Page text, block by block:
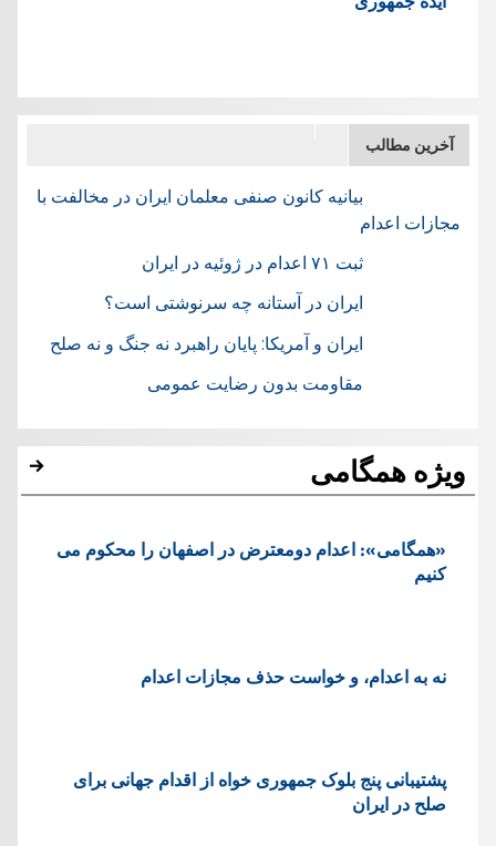
آخرین مطالب
بیانیه کانون صنفی معلمان ایران در مخالفت با
مجازات اعدام
ثبت ۷۱ اعدام در ژوئيه در ایران
ایران در آستانه چه سرنوشتی است؟
ایران و آمریکا: پایان راهبرد نه جنگ و نه صلح
مقاومت بدون رضایت عمومی
ویژه همگامی
«همگامی»: اعدام دومعترض در اصفهان را محکوم می
کنیم
نه به اعدام، و خواست حذف مجازات اعدام
پشتيبانی پنج بلوک جمهوری خواه از اقدام جهانی برای
صلح در ایران